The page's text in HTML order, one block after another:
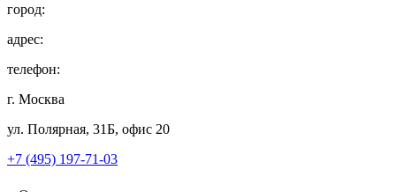
город:
адрес:
телефон:
г. Москва
ул. Полярная, 31Б, офис 20
+7 (495) 197-71-03